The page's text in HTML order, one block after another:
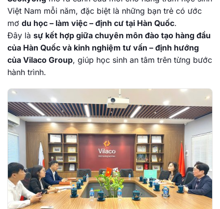
Việt Nam mỗi năm, đặc biệt là những bạn trẻ có ước
mơ du học – làm việc – định cư tại Hàn Quốc.
Đây là sự kết hợp giữa chuyên môn đào tạo hàng đầu
của Hàn Quốc và kinh nghiệm tư vấn – định hướng
của Vilaco Group, giúp học sinh an tâm trên từng bước
hành trình.